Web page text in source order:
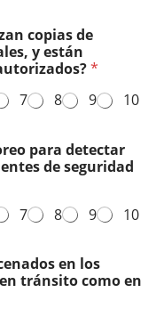
copias de
y están
*
7 8 9 10
para detectar
de seguridad
7 8 9 10
en los
tránsito como en